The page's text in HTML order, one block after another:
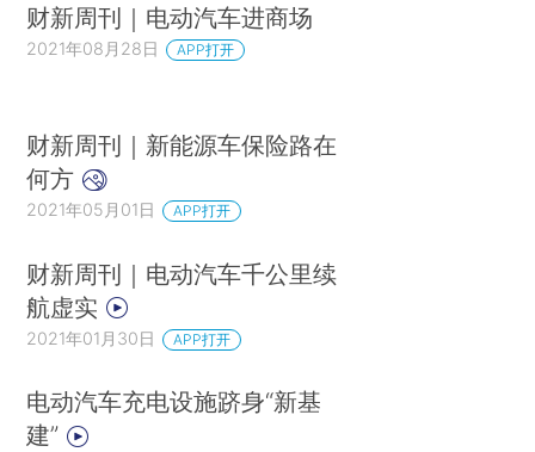
财新周刊｜电动汽车进商场
2021年08月28日 APP打开
财新周刊｜新能源车保险路在
何方
2021年05月01日 APP打开
财新周刊｜电动汽车千公里续
航虚实
2021年01月30日 APP打开
电动汽车充电设施跻身“新基
建”